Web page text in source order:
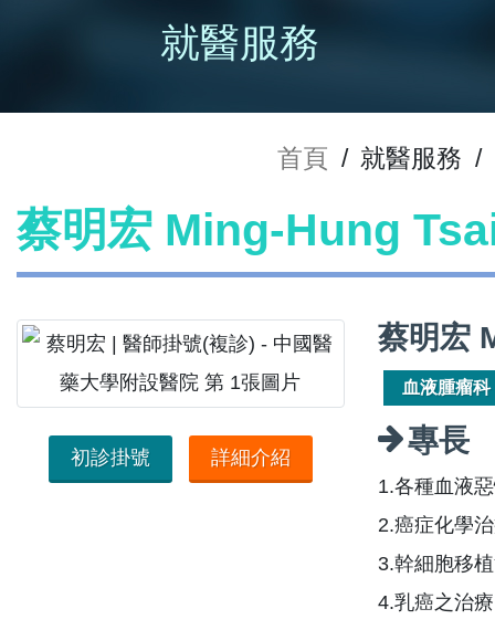
就醫服務
首頁 / 就醫服務 /
蔡明宏 Ming-Hung
初診掛號 詳細介紹
蔡明宏
血液腫瘤科
專長
1.各種血液
2.癌症化學
3.幹細胞移
4.乳癌之治療